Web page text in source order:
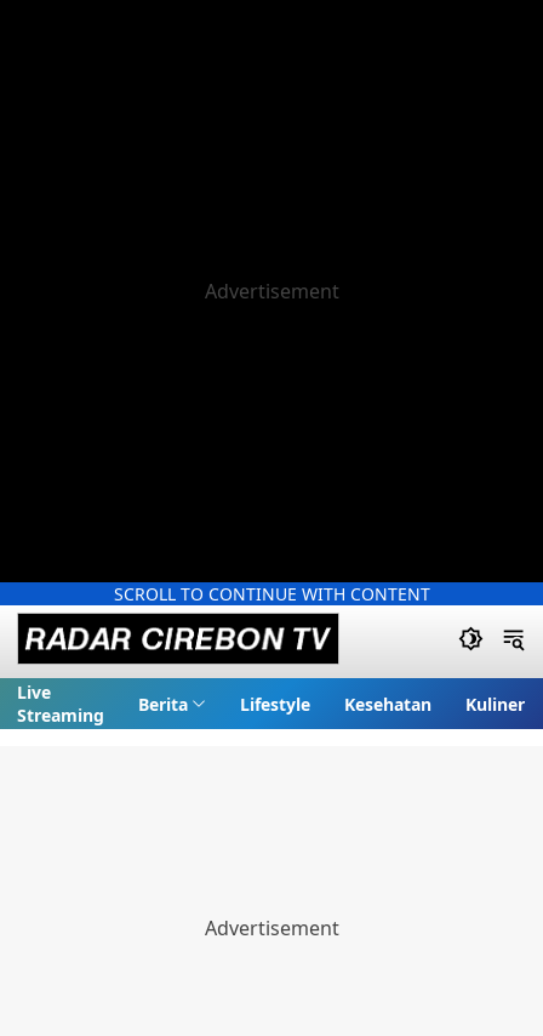
SCROLL TO CONTINUE WITH CONTENT
Live
Streaming
Berita Lifestyle Kesehatan Kuliner